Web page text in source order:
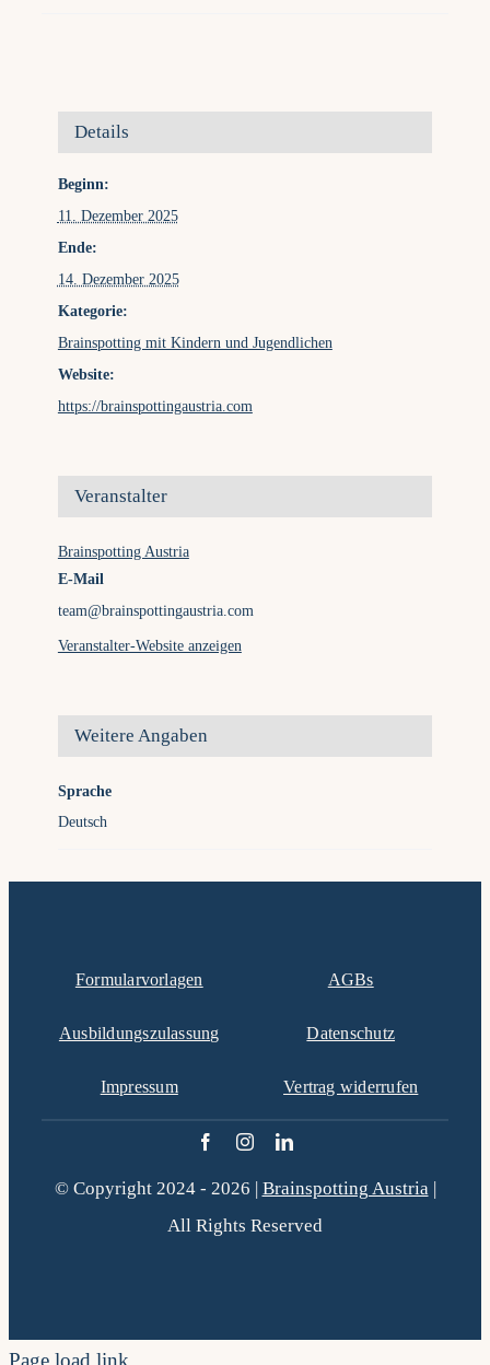
Details
Beginn:
11. Dezember 2025
Ende:
14. Dezember 2025
Kategorie:
Brainspotting mit Kindern und Jugendlichen
Website:
https://brainspottingaustria.com
Veranstalter
Brainspotting Austria
E-Mail
team@brainspottingaustria.com
Veranstalter-Website anzeigen
Weitere Angaben
Sprache
Deutsch
Formularvorlagen
Ausbildungszulassung
Impressum
AGBs
Datenschutz
Vertrag widerrufen
© Copyright 2024 - 2026 | Brainspotting Austria|
All Rights Reserved
Page load link